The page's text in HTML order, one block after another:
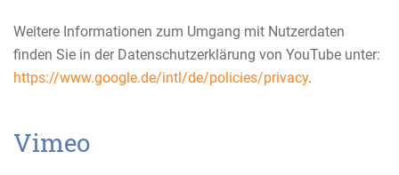
Weitere Informationen zum Umgang mit Nutzerdaten
finden Sie in der Datenschutzerklärung von YouTube unter:
https://www.google.de/intl/de/policies/privacy.
Vimeo